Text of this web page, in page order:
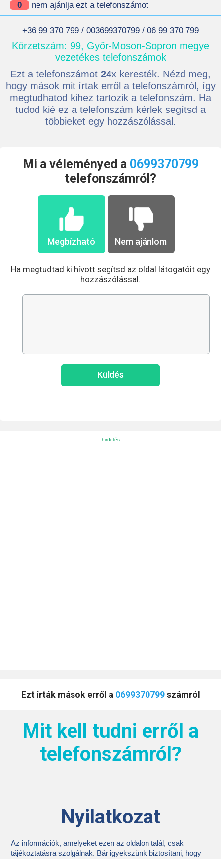
0
nem ajánlja ezt a telefonszámot
+36 99 370 799 / 003699370799 / 06 99 370 799
Körzetszám: 99, Győr-Moson-Sopron megye
vezetékes telefonszámok
Ezt a telefonszámot 24x keresték. Nézd meg,
hogy mások mit írtak erről a telefonszámról, így
megtudhatod kihez tartozik a telefonszám. Ha
tudod kié ez a telefonszám kérlek segítsd a
többieket egy hozzászólással.
Mi a véleményed a 0699370799
telefonszámról?
Megbízható Nem ajánlom
Ha megtudtad ki hívott segítsd az oldal látogatóit egy
hozzászólással.
Küldés
Ezt írták mások erről a 0699370799számról
Mit kell tudni erről a
telefonszámról?
Nyilatkozat
Az információk, amelyeket ezen az oldalon talál, csak
tájékoztatásra szolgálnak. Bár igyekszünk biztosítani, hogy